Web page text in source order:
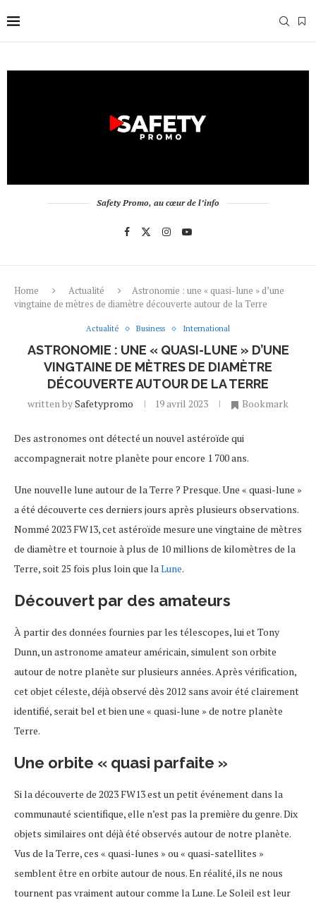
Safety Promo, au cœur de l’info
Home Actualité
Astronomie : une « quasi-lune » d’une
vingtaine de mètres de diamètre découverte autour de la Terre
Actualité Business International
ASTRONOMIE : UNE « QUASI-LUNE » D’UNE
VINGTAINE DE MÈTRES DE DIAMÈTRE
DÉCOUVERTE AUTOUR DE LA TERRE
written bySafetypromo 19 avril 2023 Bookmark
Des astronomes ont détecté un nouvel astéroïde qui
accompagnerait notre planète pour encore 1 700 ans.
Une nouvelle lune autour de la Terre ? Presque. Une « quasi-lune »
a été découverte ces derniers jours après plusieurs observations.
Nommé 2023 FW13, cet astéroïde mesure une vingtaine de mètres
de diamètre et tournoie à plus de 10 millions de kilomètres de la
Terre, soit 25 fois plus loin que laLune.
Découvert par des amateurs
À partir des données fournies par les télescopes, lui et Tony
Dunn, un astronome amateur américain, simulent son orbite
autour de notre planète sur plusieurs années. Après vérification,
cet objet céleste, déjà observé dès 2012 sans avoir été clairement
identifié, serait bel et bien une « quasi-lune » de notre planète
Terre.
Une orbite « quasi parfaite »
Si la découverte de 2023 FW13 est un petit événement dans la
communauté scientifique, elle n’est pas la première du genre. Dix
objets similaires ont déjà été observés autour de notre planète.
Vus de la Terre, ces « quasi-lunes » ou « quasi-satellites »
semblent être en orbite autour de nous. En réalité, ils ne nous
tournent pas vraiment autour comme la Lune. Le Soleil est leur